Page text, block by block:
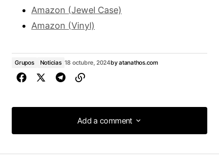
Amazon (Jewel Case)
Amazon (Vinyl)
Grupos Noticias 18 octubre, 2024byatanathos.com
Add a comment
Add a comment